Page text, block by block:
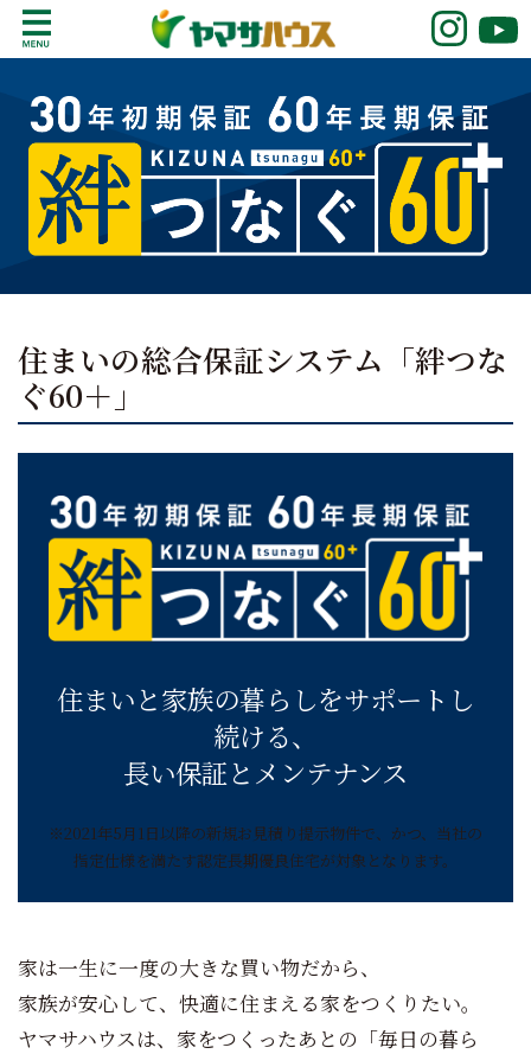
e
鹿児島で注文住宅ならヤマサハウス
新築の注文住宅や建売モデルハウスをお探し
の方はこちら。鹿児島県内で11年連続ナンバ
ーワンの実績を誇る、絆の家でおなじみの
ヤマサハウス。展示場情報や家づくりのこだ
わりをご覧ください。
住まいの総合保証システム「絆つな
ぐ60＋」
住まいと家族の暮らしをサポートし
続ける、
長い保証とメンテナンス
※2021年5月1日以降の新規お見積り提示物件で、かつ、当社の
指定仕様を満たす認定長期優良住宅が対象となります。
家は一生に一度の大きな買い物だから、
家族が安心して、快適に住まえる家をつくりたい。
ヤマサハウスは、家をつくったあとの「毎日の暮ら